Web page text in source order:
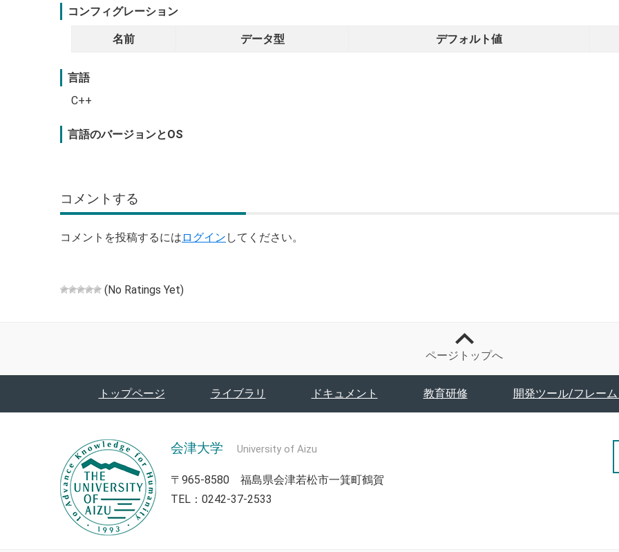
コンフィグレーション
名前 データ型 デフォルト値
言語
C++
言語のバージョンとOS
コメントする
コメントを投稿するには ログイン してください。
(No Ratings Yet)
ページトップへ
トップページ ライブラリ ドキュメント 教育研修 開発ツール/フレー
会津大学 University of Aizu
〒965-8580 福島県会津若松市一箕町鶴賀
TEL：0242-37-2533